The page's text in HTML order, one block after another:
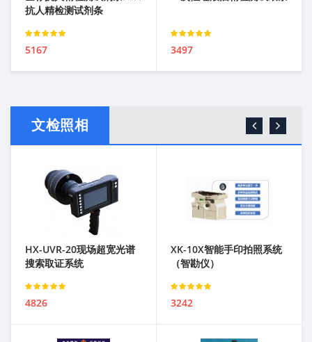
抗人精检测试剂条
Rated
3.00out of 5
5167
Rated
3.00out of 5
3497
文检照相
HX-UVR-20现场超宽光谱
搜索取证系统
Rated
3.00out of 5
4826
XK-10X智能手印拍照系统
（智勘仪）
Rated
3.00out of 5
3242